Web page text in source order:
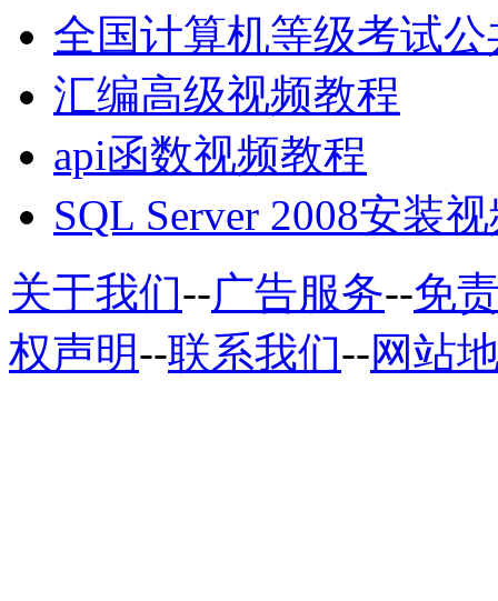
全国计算机等级考试
汇编高级视频教程
api函数视频教程
SQL Server 2008安装
关于我们--广告服务--免
权声明--联系我们--网站